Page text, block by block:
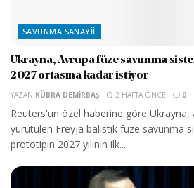
SAVUNMA SANAYII
Ukrayna, Avrupa füze savunma
2027 ortasına kadar istiyor
YAZAN KÜBRA DEMIRBAŞ 2 HAFTA ÖNCE 0
Reuters'un özel haberine göre
yürütülen Freyja balistik füze savunma
prototipin 2027 yılının ilk...